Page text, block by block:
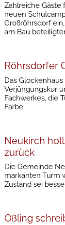
Zahlreiche Gäste
neuen
Großröhrsdorf
am Bau
Röhrsdorfer
Das
Verjüngungskur
Fachwerkes, die
Farbe.
Neukirch
zurück
Die Gemeinde
markanten Turm
Zustand sei
Oßling